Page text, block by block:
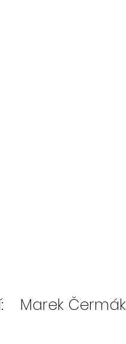
Marek Čermák